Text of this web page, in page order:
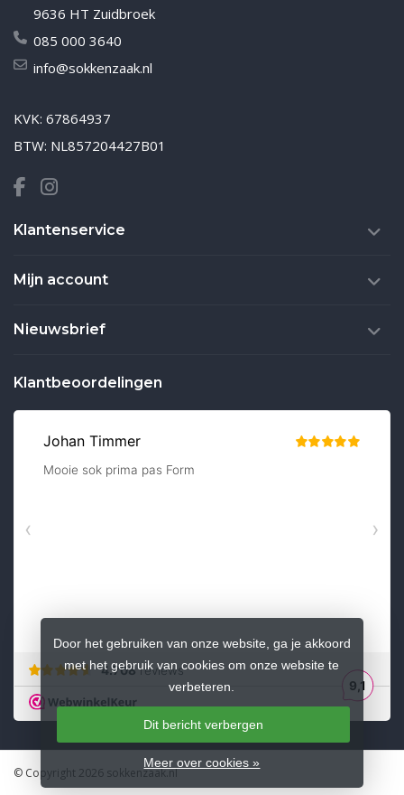
9636 HT Zuidbroek
085 000 3640
info@sokkenzaak.nl
KVK: 67864937
BTW: NL857204427B01
Klantenservice
Mijn account
Nieuwsbrief
Klantbeoordelingen
Door het gebruiken van onze website, ga je akkoord
met het gebruik van cookies om onze website te
verbeteren.
Dit bericht verbergen
Meer over cookies »
© Copyright 2026 sokkenzaak.nl